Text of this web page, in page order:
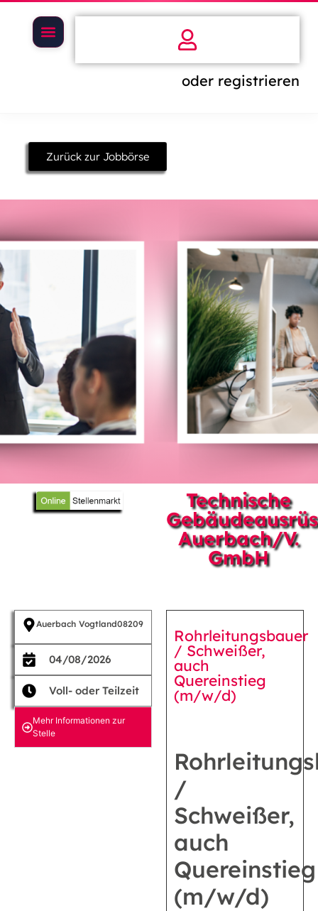
oder registrieren
Zurück zur Jobbörse
Technische
Auerbach/V.
GmbH
Auerbach Vogtland08209
04/08/2026
Voll- oder Teilzeit
Mehr Informationen zur
Stelle
Rohrleitungsbauer
/ Schweißer,
auch
Quereinstieg
(m/w/d)
/
Schweißer,
auch
Quereinstieg
(m/w/d)